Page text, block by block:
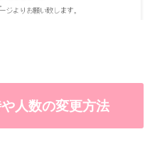
人数の変更方法